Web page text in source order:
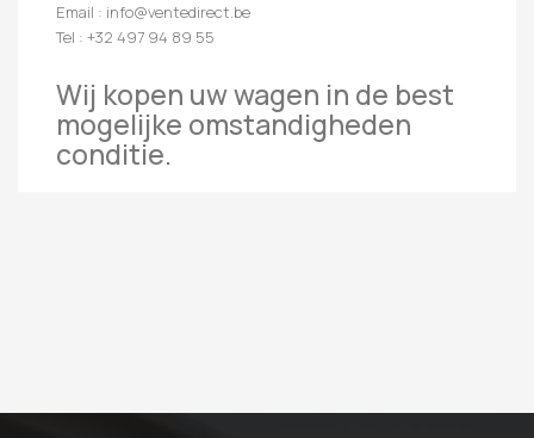
Email : info@ventedirect.be
Tel : +32 497 94 89 55
Wij kopen uw wagen in de best
mogelijke omstandigheden
conditie.